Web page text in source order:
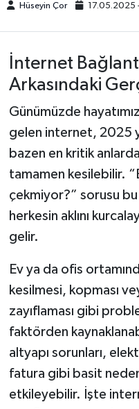
Hüseyin Çor 17.05.2025
İnternet
Arkasındaki
Günümüzde
gelen internet, 2025
bazen en kritik
tamamen kesilebilir.
çekmiyor?” sorusu
herkesin aklını
gelir.
Ev ya da ofis
kesilmesi, kopması
zayıflaması gibi
faktörden
altyapı sorunları,
fatura gibi basit
etkileyebilir. İşte